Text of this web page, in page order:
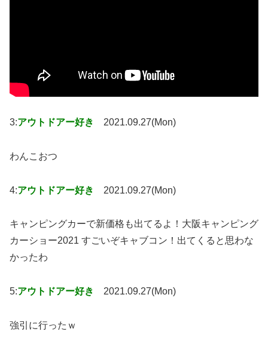
3:アウトドアー好き 2021.09.27(Mon)
わんこおつ
4:アウトドアー好き 2021.09.27(Mon)
キャンピングカーで新価格も出てるよ！大阪キャンピング
カーショー2021 すごいぞキャブコン！出てくると思わな
かったわ
5:アウトドアー好き 2021.09.27(Mon)
強引に行ったｗ